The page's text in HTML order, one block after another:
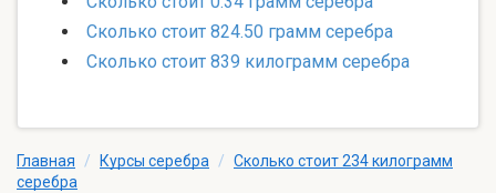
Сколько стоит 824.50 грамм серебра
Сколько стоит 839 килограмм серебра
Главная / Курсы серебра / Сколько стоит 234 килограмм
серебра